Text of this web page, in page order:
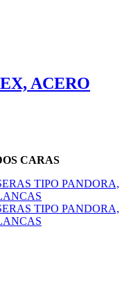
ACERO
CARAS